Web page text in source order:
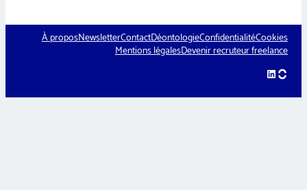
À proposNewsletterContactDéontologieConfidentialitéCookies
Mentions légalesDevenir recruteur freelance
LinkedIn